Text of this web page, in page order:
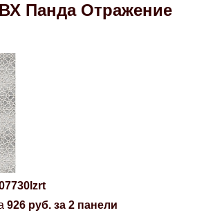
Панда Отражение
926 руб. за 2 панели